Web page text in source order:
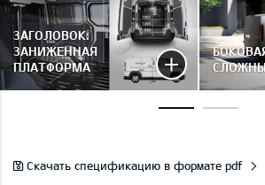
ЗАГОЛОВОК:
ЗАНИЖЕННАЯ
ПЛАТФОРМА
Скачать спецификацию в формате pdf